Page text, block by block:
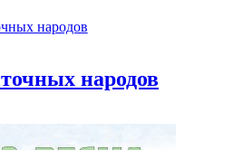
народов